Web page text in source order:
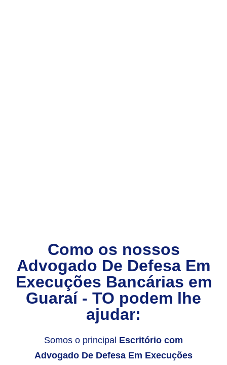
Como os nossos
Advogado De Defesa Em
Execuções Bancárias em
Guaraí - TO podem lhe
ajudar:
Somos o principal Escritório com
Advogado De Defesa Em Execuções